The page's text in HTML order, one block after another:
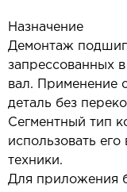
Назначение
Демонтаж
запрессованных
вал. Применение
деталь без
Сегментный тип
использовать
техники.
Для приложения